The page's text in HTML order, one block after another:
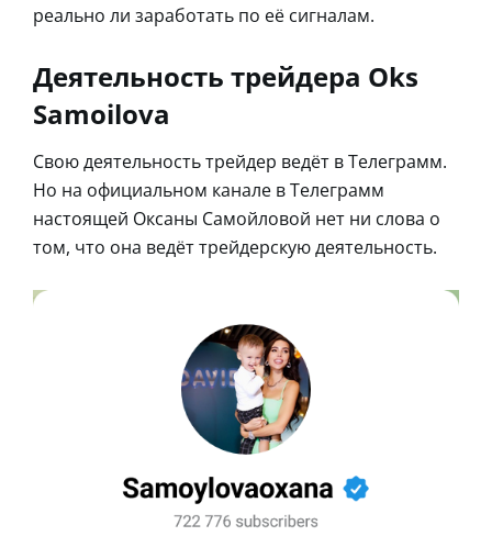
реально ли заработать по её сигналам.
Деятельность трейдера Oks
Samoilova
Свою деятельность трейдер ведёт в Телеграмм.
Но на официальном канале в Телеграмм
настоящей Оксаны Самойловой нет ни слова о
том, что она ведёт трейдерскую деятельность.